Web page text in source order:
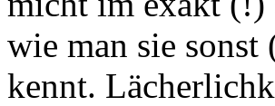
wie man sie
kennt.